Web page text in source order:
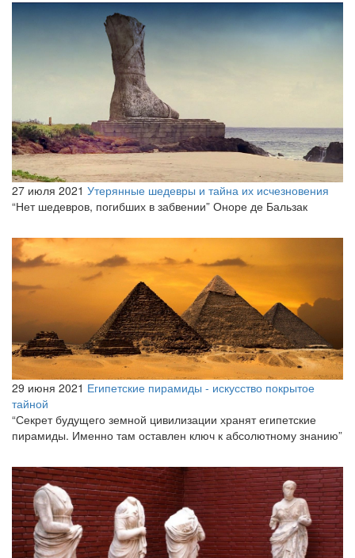
27 июля 2021 Утерянные шедевры и тайна их исчезновения
“Нет шедевров, погибших в забвении” Оноре де Бальзак
29 июня 2021 Египетские пирамиды - искусство покрытое
тайной
“Секрет будущего земной цивилизации хранят египетские
пирамиды. Именно там оставлен ключ к абсолютному знанию”